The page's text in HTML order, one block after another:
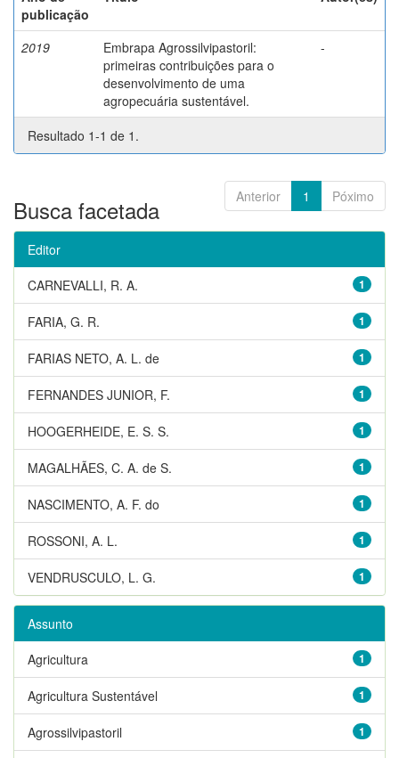
publicação
2019
Embrapa Agrossilvipastoril:
primeiras contribuições para o
desenvolvimento de uma
agropecuária sustentável.
-
Resultado 1-1 de 1.
Anterior 1 Póximo
Busca facetada
Editor
1
CARNEVALLI, R. A.
1
FARIA, G. R.
1
FARIAS NETO, A. L. de
1
FERNANDES JUNIOR, F.
1
HOOGERHEIDE, E. S. S.
1
MAGALHÃES, C. A. de S.
1
NASCIMENTO, A. F. do
1
ROSSONI, A. L.
1
VENDRUSCULO, L. G.
Assunto
1
Agricultura
1
Agricultura Sustentável
1
Agrossilvipastoril